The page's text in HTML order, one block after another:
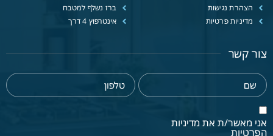
הצהרת נגישות
מדיניות פרטיות
ברז נשלף למטבח
אינטרפוץ 4 דרך
צור קשר
אני מאשר/ת את מדיניות
הפרטיות